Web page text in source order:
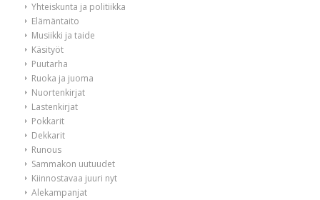
Yhteiskunta ja politiikka
Elämäntaito
Musiikki ja taide
Käsityöt
Puutarha
Ruoka ja juoma
Nuortenkirjat
Lastenkirjat
Pokkarit
Dekkarit
Runous
Sammakon uutuudet
Kiinnostavaa juuri nyt
Alekampanjat